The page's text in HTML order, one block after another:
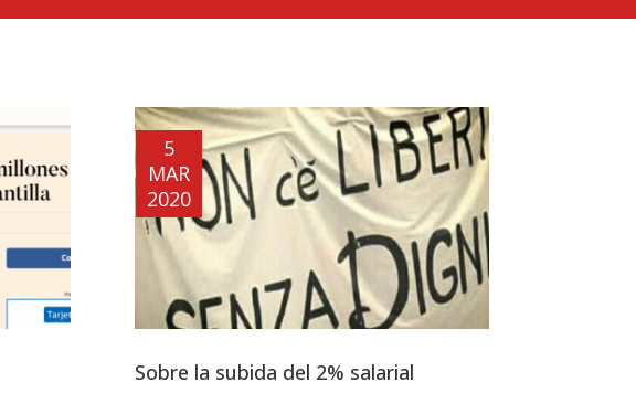
Sobre la subida del 2% salarial
5
MAR
2020